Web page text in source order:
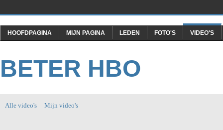
HOOFDPAGINA MIJN PAGINA LEDEN FOTO'S VIDEO'S
BETER HBO
Alle video's Mijn video's